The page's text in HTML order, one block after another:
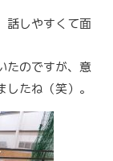
話しやすくて面
たのですが、意
たね（笑）。